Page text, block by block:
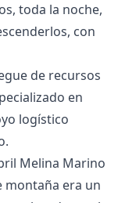
toda la noche,
con
de recursos
en
logístico
Melina Marino
montaña era un